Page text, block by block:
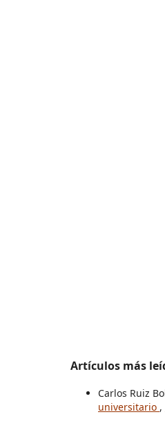
Artículos más
Carlos Ruiz
universitario ,